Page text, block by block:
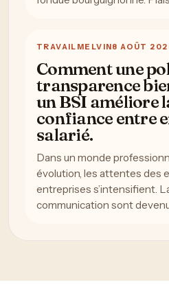
TRAVAIL MELVIN8 AOÛT
Comment une
transparence
un BSI améliore
confiance entre
salarié.
Dans un monde
évolution, les attentes des
entreprises s’intensifient.
communication sont